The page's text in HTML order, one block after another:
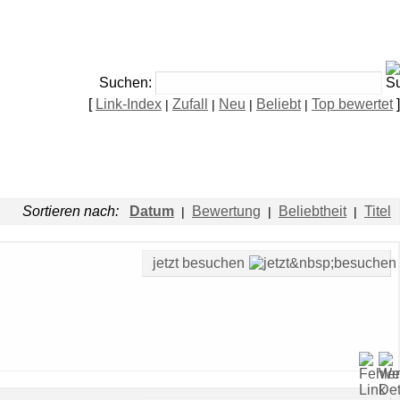
Suchen:
[ Link-Index | Zufall | Neu | Beliebt | Top bewertet]
Sortieren nach: Datum | Bewertung | Beliebtheit | Titel
jetzt besuchen